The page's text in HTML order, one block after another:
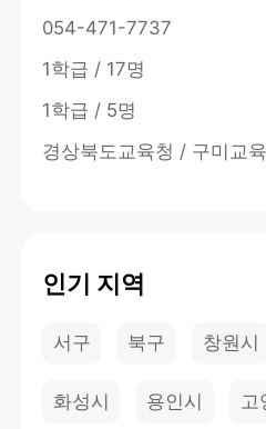
054-471-7737
1학급 / 17명
1학급 / 5명
경상북도교육청 / 구미교
인기 지역
서구 북구 창원시
화성시 용인시 고